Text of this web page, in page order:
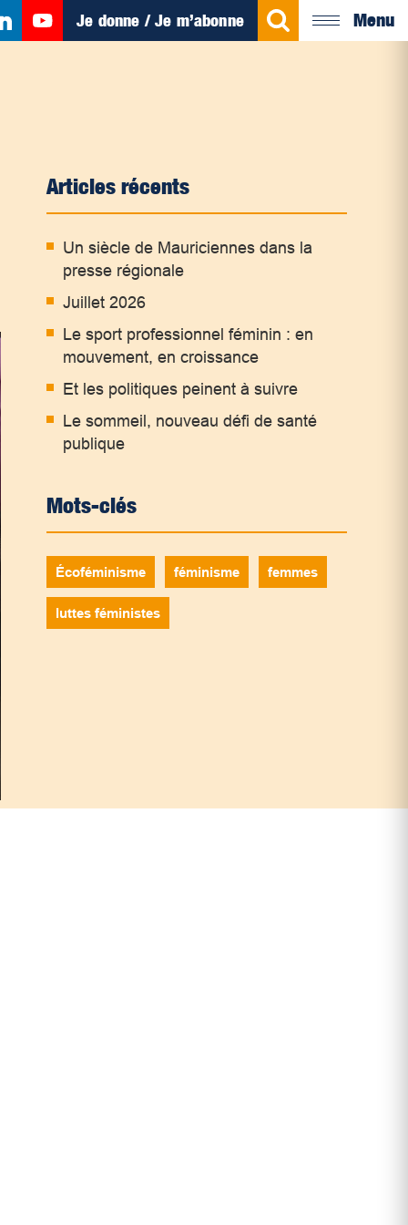
Je donne / Je m’abonne Menu
Articles récents
Un siècle de Mauriciennes dans la
presse régionale
Juillet 2026
Le sport professionnel féminin : en
mouvement, en croissance
Et les politiques peinent à suivre
Le sommeil, nouveau défi de santé
publique
Mots-clés
Écoféminisme féminisme femmes
luttes féministes